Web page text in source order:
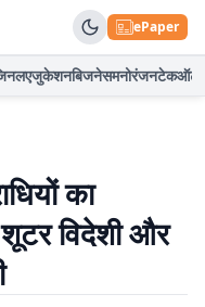
ePaper
एजुकेशनबिजनेसमनोरंजनटेकऑटो
का
विदेशी और